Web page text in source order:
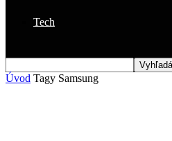
Tech
Úvod Tagy Samsung